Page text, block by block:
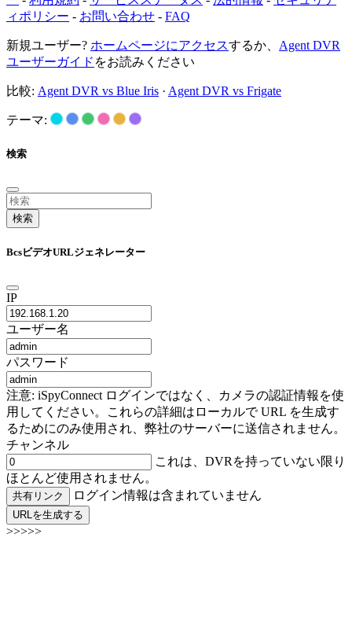
ィポリシー - お問い合わせ - FAQ
新規ユーザー? ホームページにアクセスするか、 Agent DVR
ユーザーガイド をお読みください
比較: Agent DVR vs Blue Iris · Agent DVR vs Frigate
テーマ:
検索
検索
BcsビデオURLジェネレーター
IP
ユーザー名
パスワード
注意: iSpyConnect ログインではなく、カメラの認証情報を使
用してください。これらの詳細はローカルで URL を生成す
るためにのみ使用され、弊社のサーバーに送信されません。
チャンネル
これは、DVRを持っていない限り
ほとんど使用されません。
共有リンク ログイン情報は含まれていません
URLを生成する
>>>>>